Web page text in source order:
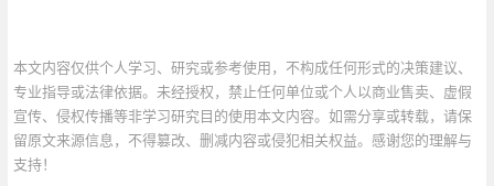
本文内容仅供个人学习、研究或参考使用，不构成任何形式的决策建议、
专业指导或法律依据。未经授权，禁止任何单位或个人以商业售卖、虚假
宣传、侵权传播等非学习研究目的使用本文内容。如需分享或转载，请保
留原文来源信息，不得篡改、删减内容或侵犯相关权益。感谢您的理解与
支持！